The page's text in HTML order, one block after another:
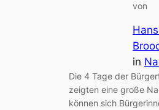
von
in
Die 4 Tage der
zeigten eine große
können sich